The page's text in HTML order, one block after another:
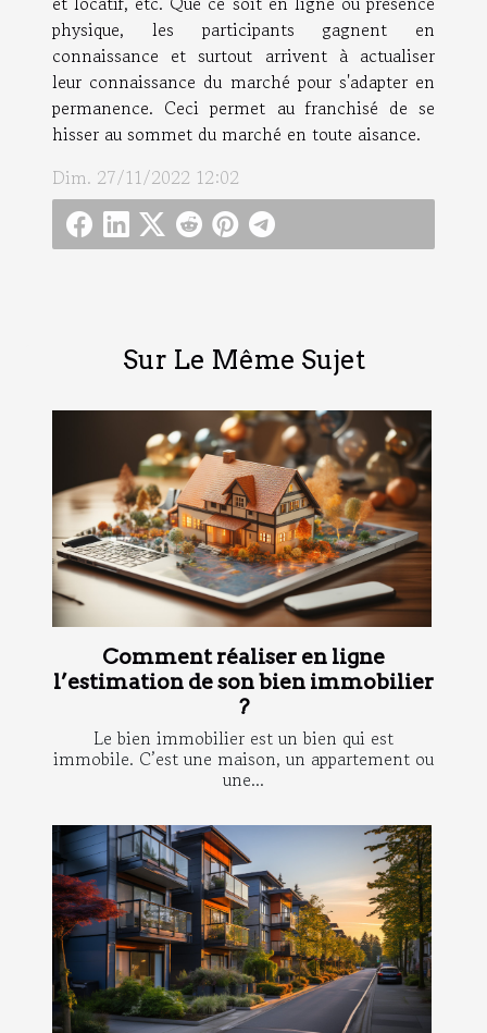
physique, les participants gagnent en
connaissance et surtout arrivent à actualiser
leur connaissance du marché pour s'adapter en
permanence. Ceci permet au franchisé de se
hisser au sommet du marché en toute aisance.
Dim. 27/11/2022 12:02
Sur Le Même Sujet
Comment réaliser en ligne
l’estimation de son bien immobilier
?
Le bien immobilier est un bien qui est
immobile. C’est une maison, un appartement ou
une...